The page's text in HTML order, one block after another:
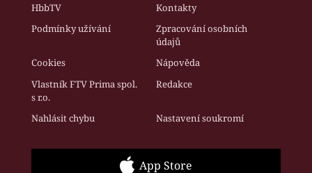
HbbTV
Kontakty
Podmínky užívání
Zpracování osobních
údajů
Cookies
Nápověda
Vlastník FTV Prima spol.
s r.o.
Redakce
Nahlásit chybu Nastavení soukromí
App Store